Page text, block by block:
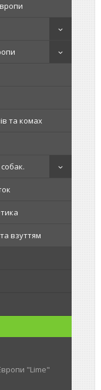
та комах
взуттям
"Lime"